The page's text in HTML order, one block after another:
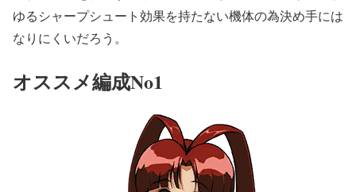
ゆるシャープシュート効果を持たない機体の為決め手には
なりにくいだろう。
オススメ編成No1